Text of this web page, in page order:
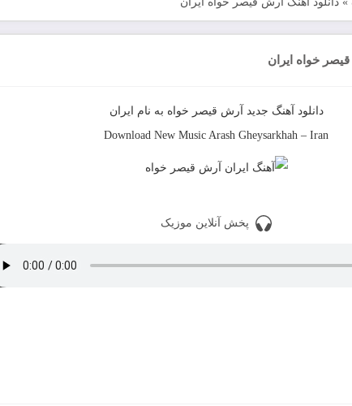
خواه ایران
دانلود آهنگ جدید آرش قیصر خواه به نام
ایران
Download New MusicArash Gheysarkhah –Iran
پخش آنلاین موزیک